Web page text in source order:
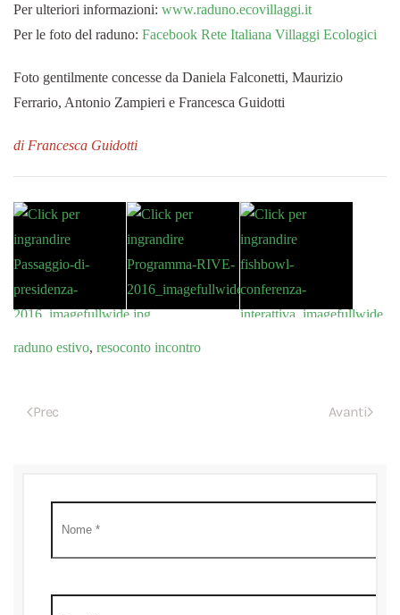
Per ulteriori informazioni: www.raduno.ecovillaggi.it
Per le foto del raduno: Facebook Rete Italiana Villaggi Ecologici
Foto gentilmente concesse da Daniela Falconetti, Maurizio
Ferrario, Antonio Zampieri e Francesca Guidotti
di Francesca Guidotti
raduno estivo, resoconto incontro
Prec Avanti